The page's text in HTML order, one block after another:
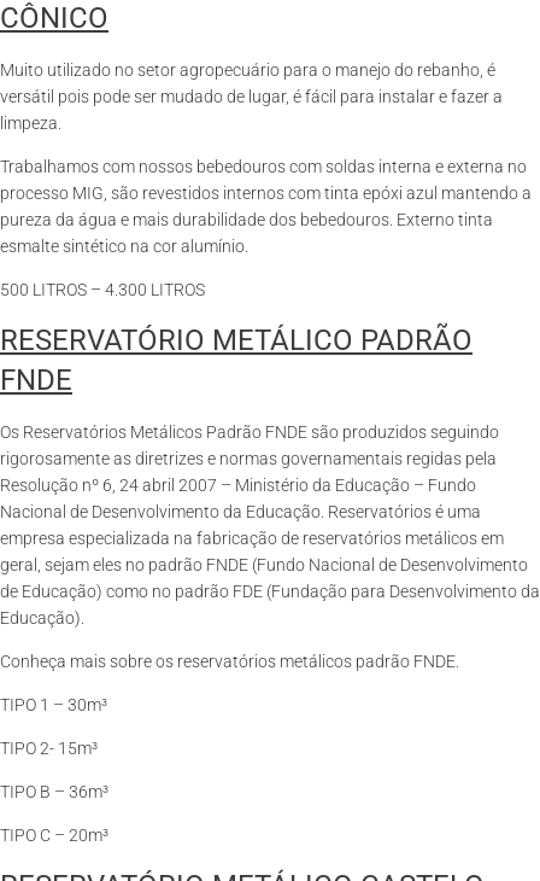
CÔNICO
Muito utilizado no setor agropecuário para o manejo do rebanho, é
versátil pois pode ser mudado de lugar, é fácil para instalar e fazer a
limpeza.
Trabalhamos com nossos bebedouros com soldas interna e externa no
processo MIG, são revestidos internos com tinta epóxi azul mantendo a
pureza da água e mais durabilidade dos bebedouros. Externo tinta
esmalte sintético na cor alumínio.
500 LITROS – 4.300 LITROS
RESERVATÓRIO METÁLICO PADRÃO
FNDE
Os Reservatórios Metálicos Padrão FNDE são produzidos seguindo
rigorosamente as diretrizes e normas governamentais regidas pela
Resolução nº 6, 24 abril 2007 – Ministério da Educação – Fundo
Nacional de Desenvolvimento da Educação. Reservatórios é uma
empresa especializada na fabricação de reservatórios metálicos em
geral, sejam eles no padrão FNDE (Fundo Nacional de Desenvolvimento
de Educação) como no padrão FDE (Fundação para Desenvolvimento da
Educação).
Conheça mais sobre os reservatórios metálicos padrão FNDE.
TIPO 1 – 30m³
TIPO 2- 15m³
TIPO B – 36m³
TIPO C – 20m³